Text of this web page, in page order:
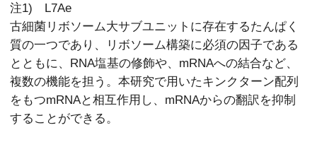
注1) L7Ae
古細菌リボソーム大サブユニットに存在するたんぱく
質の一つであり、リボソーム構築に必須の因子である
とともに、RNA塩基の修飾や、mRNAへの結合など、
複数の機能を担う。本研究で用いたキンクターン配列
をもつmRNAと相互作用し、mRNAからの翻訳を抑制
することができる。